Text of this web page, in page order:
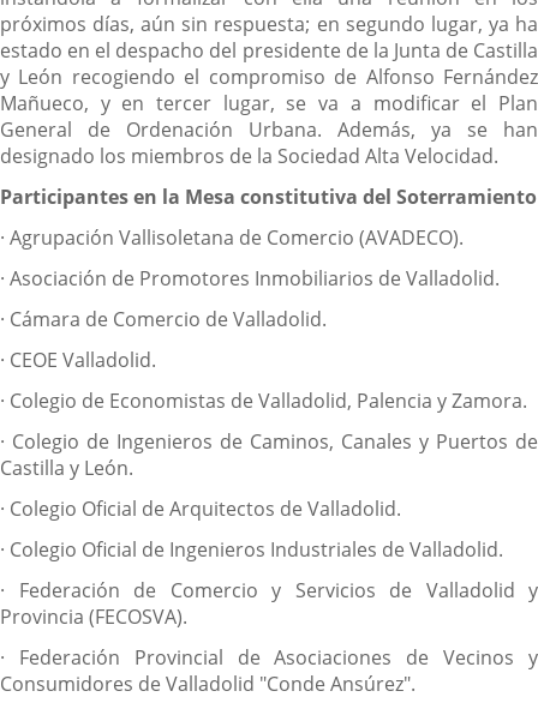
próximos días, aún sin respuesta; en segundo lugar, ya ha
estado en el despacho del presidente de la Junta de Castilla
y León recogiendo el compromiso de Alfonso Fernández
Mañueco, y en tercer lugar, se va a modificar el Plan
General de Ordenación Urbana. Además, ya se han
designado los miembros de la Sociedad Alta Velocidad.
Participantes en la Mesa constitutiva del Soterramiento
· Agrupación Vallisoletana de Comercio (AVADECO).
· Asociación de Promotores Inmobiliarios de Valladolid.
· Cámara de Comercio de Valladolid.
· CEOE Valladolid.
· Colegio de Economistas de Valladolid, Palencia y Zamora.
· Colegio de Ingenieros de Caminos, Canales y Puertos de
Castilla y León.
· Colegio Oficial de Arquitectos de Valladolid.
· Colegio Oficial de Ingenieros Industriales de Valladolid.
· Federación de Comercio y Servicios de Valladolid y
Provincia (FECOSVA).
· Federación Provincial de Asociaciones de Vecinos y
Consumidores de Valladolid "Conde Ansúrez".